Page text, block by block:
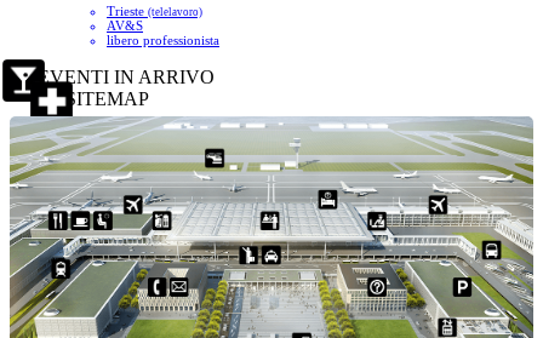
Trieste (telelavoro)
AV&S
libero professionista
EVENTI IN ARRIVO
SITEMAP